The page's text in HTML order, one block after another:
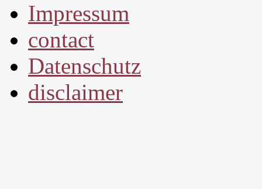
Impressum
contact
Datenschutz
disclaimer